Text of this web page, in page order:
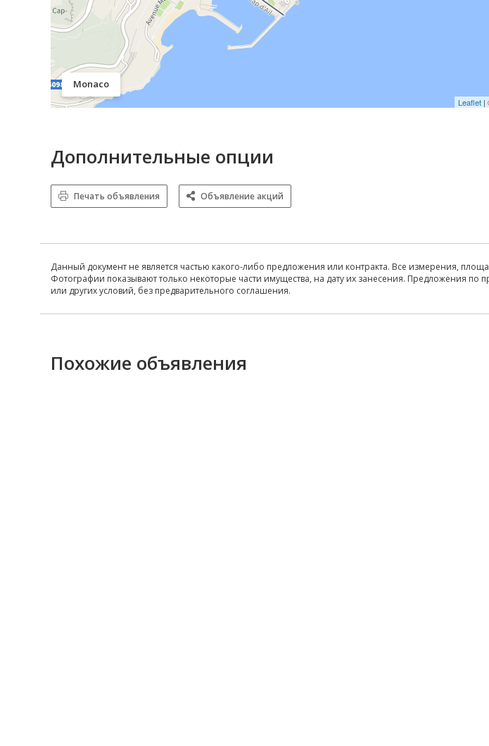
Monaco
Leaflet |
Дополнительные опции
Печать объявления Объявление акций
Данный документ не является частью какого-либо предложения или контракта. Все измерения,
Фотографии показывают только некоторые части имущества, на дату их занесения. Предложения
или других условий, без предварительного соглашения.
Похожие объявления